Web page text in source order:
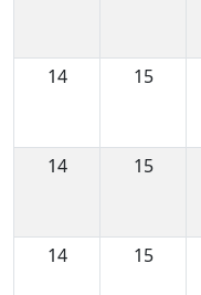
14
15
14
15
14
15